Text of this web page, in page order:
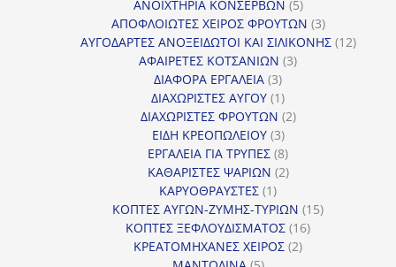
προϊόν
ΑΝΟΙΧΤΗΡΙΑ ΚΟΝΣΕΡΒΩΝ 55
προϊόντα
ΑΠΟΦΛΟΙΩΤΕΣ ΧΕΙΡΟΣ ΦΡΟΥΤΩΝ 33
προϊόντα
ΑΥΓΟΔΑΡΤΕΣ ΑΝΟΞΕΙΔΩΤΟΙ ΚΑΙ ΣΙΛΙΚΟΝΗΣ 1212
ΑΦΑΙΡΕΤΕΣ ΚΟΤΣΑΝΙΩΝ 33
ΔΙΑΦΟΡΑ ΕΡΓΑΛΕΙΑ 33
προϊόντα
ΔΙΑΧΩΡΙΣΤΕΣ ΑΥΓΟΥ 11
προϊόν
ΔΙΑΧΩΡΙΣΤΕΣ ΦΡΟΥΤΩΝ 22
ΕΙΔΗ ΚΡΕΟΠΩΛΕΙΟΥ 33
προϊόντα
ΕΡΓΑΛΕΙΑ ΓΙΑ ΤΡΥΠΕΣ 88
προϊόντα
ΚΑΘΑΡΙΣΤΕΣ ΨΑΡΙΩΝ 22
ΚΑΡΥΟΘΡΑΥΣΤΕΣ 11
προϊόν
ΚΟΠΤΕΣ ΑΥΓΩΝ-ΖΥΜΗΣ-ΤΥΡΙΩΝ 1515
ΚΟΠΤΕΣ ΞΕΦΛΟΥΔΙΣΜΑΤΟΣ 1616
ΚΡΕΑΤΟΜΗΧΑΝΕΣ ΧΕΙΡΟΣ 22